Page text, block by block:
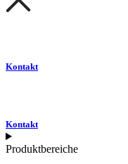
Kontakt
Kontakt
Produktbereiche